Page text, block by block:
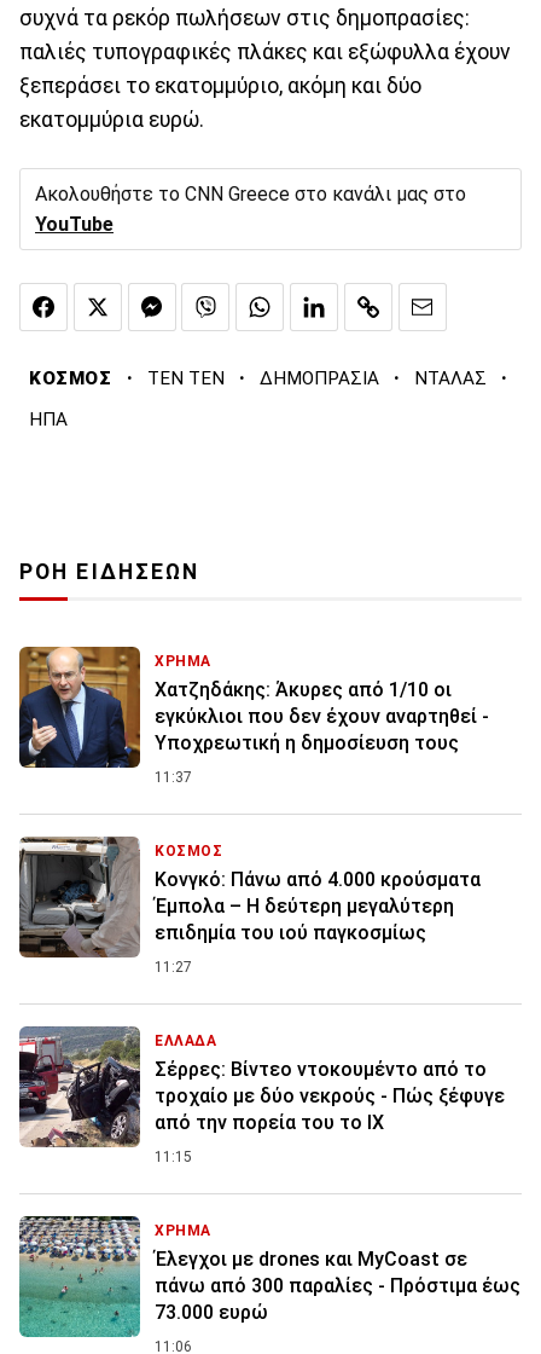
συχνά τα ρεκόρ πωλήσεων στις δημοπρασίες:
παλιές τυπογραφικές πλάκες και εξώφυλλα έχουν
ξεπεράσει το εκατομμύριο, ακόμη και δύο
εκατομμύρια ευρώ.
Ακολουθήστε το CNN Greece στο κανάλι μας στο
YouTube
ΚΟΣΜΟΣ · ΤΕΝ ΤΕΝ · ΔΗΜΟΠΡΑΣΙΑ · ΝΤΑΛΑΣ ·
ΗΠΑ
ΡΟΗ ΕΙΔΗΣΕΩΝ
ΧΡΗΜΑ
Χατζηδάκης: Άκυρες από 1/10 οι
εγκύκλιοι που δεν έχουν αναρτηθεί -
Υποχρεωτική η δημοσίευση τους
11:37
ΚΟΣΜΟΣ
Κονγκό: Πάνω από 4.000 κρούσματα
Έμπολα – Η δεύτερη μεγαλύτερη
επιδημία του ιού παγκοσμίως
11:27
ΕΛΛΑΔΑ
Σέρρες: Βίντεο ντοκουμέντο από το
τροχαίο με δύο νεκρούς - Πώς ξέφυγε
από την πορεία του το ΙΧ
11:15
ΧΡΗΜΑ
Έλεγχοι με drones και MyCoast σε
πάνω από 300 παραλίες - Πρόστιμα έως
73.000 ευρώ
11:06